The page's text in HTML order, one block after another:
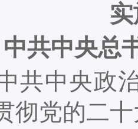
中共中央总
中央政治
彻党的二